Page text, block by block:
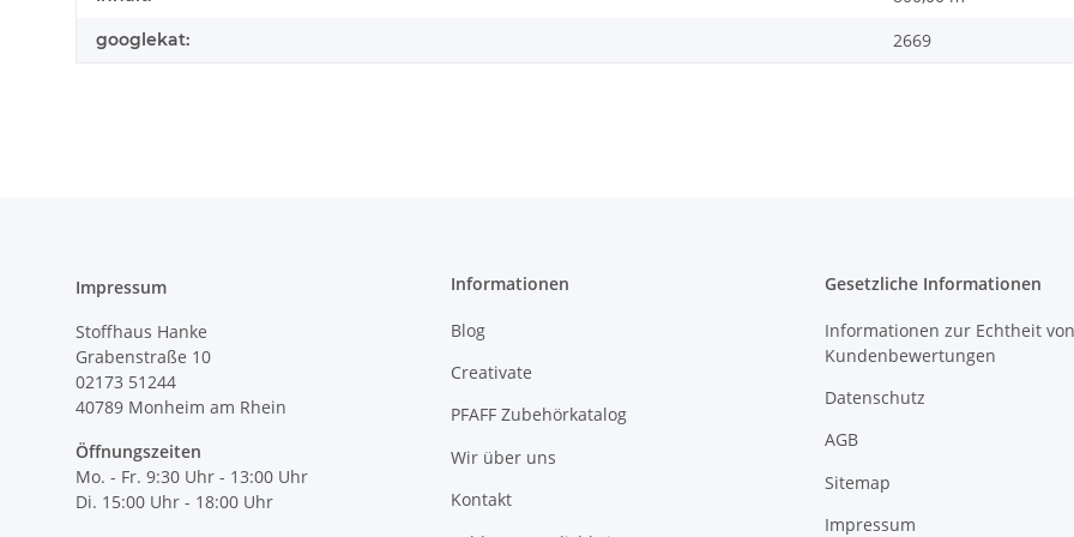
googlekat: 2669
Impressum
Stoffhaus Hanke
Grabenstraße 10
02173 51244
40789 Monheim am Rhein
Öffnungszeiten
Mo. - Fr. 9:30 Uhr - 13:00 Uhr
Di. 15:00 Uhr - 18:00 Uhr
Informationen
Blog
Creativate
PFAFF Zubehörkatalog
Wir über uns
Kontakt
Gesetzliche Informationen
Informationen zur Echtheit von
Kundenbewertungen
Datenschutz
AGB
Sitemap
Impressum